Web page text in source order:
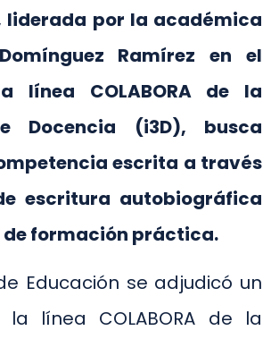
liderada por la académica
Ramírez en el
línea COLABORA de la
Docencia (i3D), busca
escrita a través
escritura autobiográfica
de formación práctica.
Educación se adjudicó un
línea COLABORA de la